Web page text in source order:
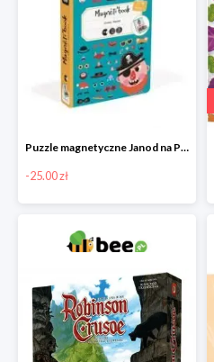
Puzzle magnetyczne Janod na Preznt od zajączka w Bee -25 zł
-25.00 zł